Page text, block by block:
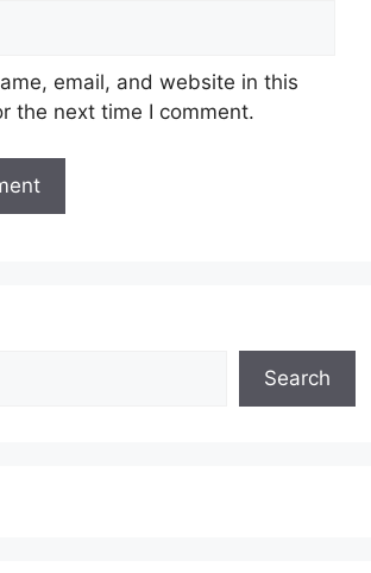
email, and website in this
the next time I comment.
Search